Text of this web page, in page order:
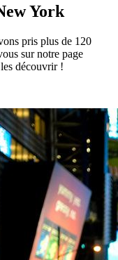
York
pris plus de 120
sur notre page
découvrir !